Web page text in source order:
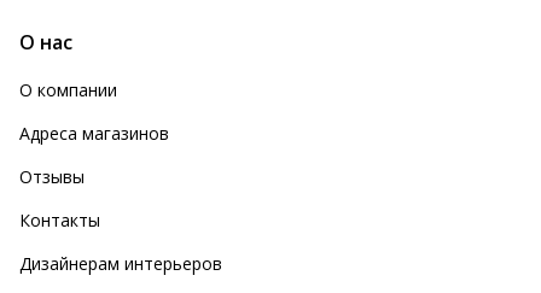
О нас
О компании
Адреса магазинов
Отзывы
Контакты
Дизайнерам интерьеров